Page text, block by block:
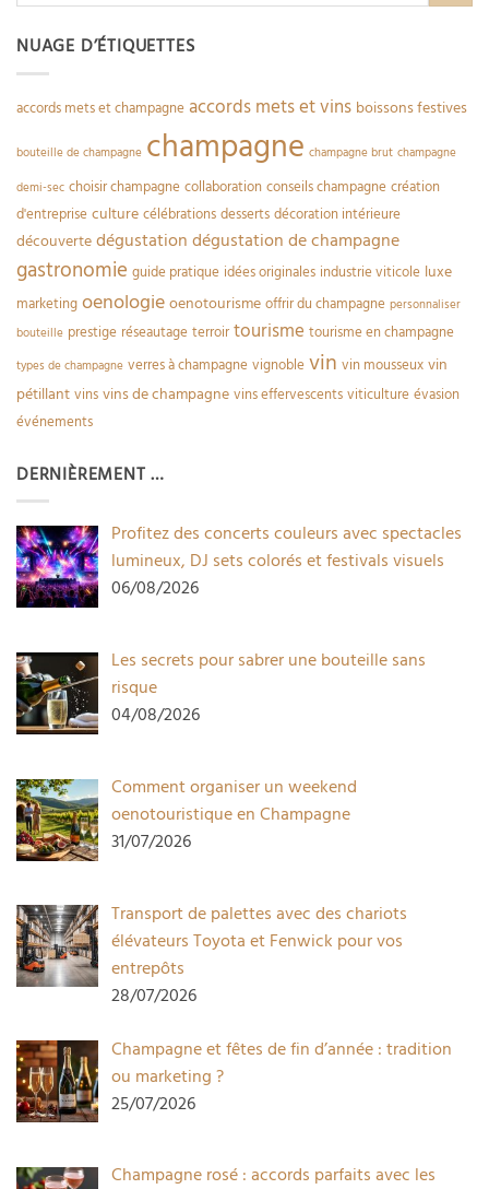
NUAGE D’ÉTIQUETTES
accords mets et champagne accords mets et vins boissons festives
bouteille de champagne champagne champagne brut champagne
demi-sec choisir champagne collaboration conseils champagne création
d'entreprise culture célébrations desserts décoration intérieure
découverte dégustation dégustation de champagne
gastronomie guide pratique idées originales industrie viticole luxe
marketing oenologie oenotourisme offrir du champagne personnaliser
bouteille prestige réseautage terroir tourisme tourisme en champagne
types de champagne verres à champagne vignoble vin vin mousseux vin
pétillant vins vins de champagne vins effervescents viticulture évasion
événements
DERNIÈREMENT …
Profitez des concerts couleurs avec spectacles
lumineux, DJ sets colorés et festivals visuels
06/08/2026
Les secrets pour sabrer une bouteille sans
risque
04/08/2026
Comment organiser un weekend
oenotouristique en Champagne
31/07/2026
Transport de palettes avec des chariots
élévateurs Toyota et Fenwick pour vos
entrepôts
28/07/2026
Champagne et fêtes de fin d’année : tradition
ou marketing ?
25/07/2026
Champagne rosé : accords parfaits avec les